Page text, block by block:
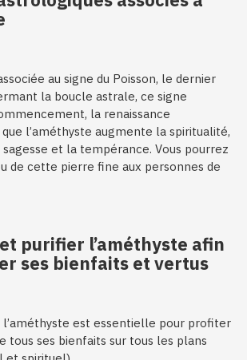
au signe du Poisson, le dernier
la boucle astrale, ce signe
la renaissance
l’améthyste augmente la spiritualité,
et la tempérance. Vous pourrez
de cette pierre fine aux personnes de
purifier l’améthyste afin
ses bienfaits et vertus
l’améthyste est essentielle pour profiter
tous ses bienfaits sur tous les plans